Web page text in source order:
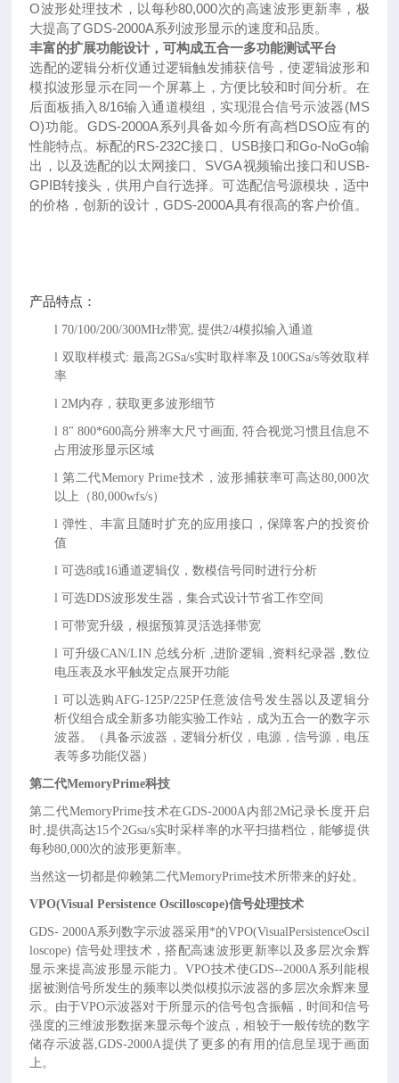
O波形处理技术，以每秒80,000次的高速波形更新率，极
大提高了GDS-2000A系列波形显示的速度和品质。
丰富的扩展功能设计，可构成五合一多功能测试平台
选配的逻辑分析仪通过逻辑触发捕获信号，使逻辑波形和
模拟波形显示在同一个屏幕上，方便比较和时间分析。在
后面板插入8/16输入通道模组，实现混合信号示波器(MS
O)功能。GDS-2000A系列具备如今所有高档DSO应有的
性能特点。标配的RS-232C接口、USB接口和Go-NoGo输
出，以及选配的以太网接口、SVGA视频输出接口和USB-
GPIB转接头，供用户自行选择。可选配信号源模块，适中
的价格，创新的设计，GDS-2000A具有很高的客户价值。
产品特点：
l 70/100/200/300MHz带宽, 提供2/4模拟输入通道
l 双取样模式: 最高2GSa/s实时取样率及100GSa/s等效取样
率
l2M内存，获取更多波形细节
l 8" 800*600高分辨率大尺寸画面, 符合视觉习惯且信息不
占用波形显示区域
l 第二代Memory Prime技术，波形捕获率可高达80,000次
以上（80,000wfs/s）
l 弹性、丰富且随时扩充的应用接口，保障客户的投资价
值
l可选8或16通道逻辑仪，数模信号同时进行分析
l可选DDS波形发生器，集合式设计节省工作空间
l可带宽升级，根据预算灵活选择带宽
l 可升级CAN/LIN 总线分析 ,进阶逻辑 ,资料纪录器 ,数位
电压表及水平触发定点展开功能
l可以选购AFG-125P/225P任意波信号发生器以及逻辑分
析仪组合成全新多功能实验工作站，成为五合一的数字示
波器。（具备示波器，逻辑分析仪，电源，信号源，电压
表等多功能仪器）
第二代MemoryPrime科技
第二代MemoryPrime技术在GDS-2000A内部2M记录长度开启
时,提供高达15个2Gsa/s实时采样率的水平扫描档位，能够提供
每秒80,000次的波形更新率。
当然这一切都是仰赖第二代MemoryPrime技术所带来的好处。
VPO(Visual Persistence Oscilloscope)信号处理技术
GDS- 2000A系列数字示波器采用*的VPO(VisualPersistenceOscil
loscope) 信号处理技术，搭配高速波形更新率以及多层次余辉
显示来提高波形显示能力。VPO技术使GDS--2000A系列能根
据被测信号所发生的频率以类似模拟示波器的多层次余辉来显
示。由于VPO示波器对于所显示的信号包含振幅，时间和信号
强度的三维波形数据来显示每个波点，相较于一般传统的数字
储存示波器,GDS-2000A提供了更多的有用的信息呈现于画面
上。